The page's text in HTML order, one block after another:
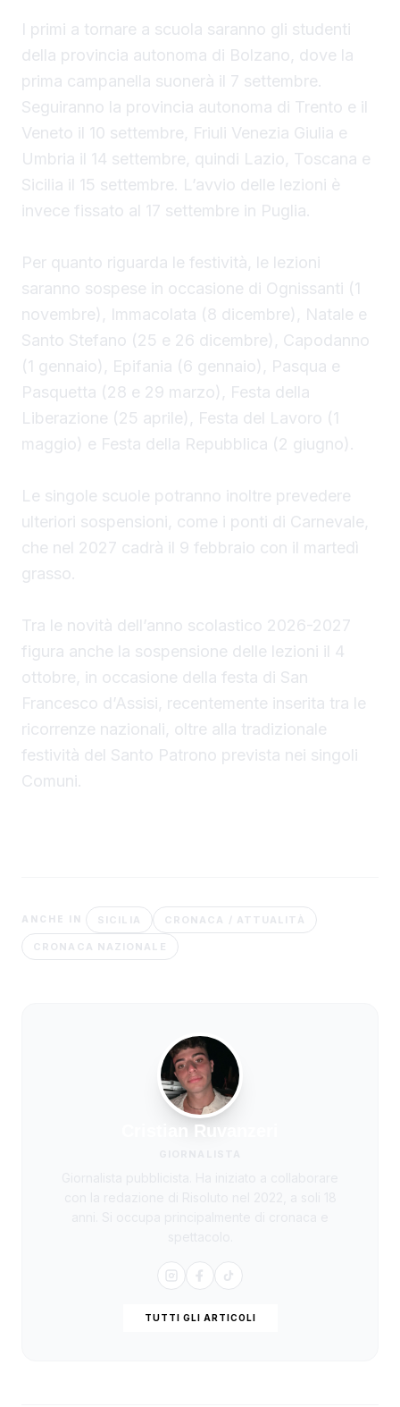
I primi a tornare a scuola saranno gli studenti
della provincia autonoma di Bolzano, dove la
prima campanella suonerà il 7 settembre.
Seguiranno la provincia autonoma di Trento e il
Veneto il 10 settembre, Friuli Venezia Giulia e
Umbria il 14 settembre, quindi Lazio, Toscana e
Sicilia il 15 settembre. L’avvio delle lezioni è
invece fissato al 17 settembre in Puglia.
Per quanto riguarda le festività, le lezioni
saranno sospese in occasione di Ognissanti (1
novembre), Immacolata (8 dicembre), Natale e
Santo Stefano (25 e 26 dicembre), Capodanno
(1 gennaio), Epifania (6 gennaio), Pasqua e
Pasquetta (28 e 29 marzo), Festa della
Liberazione (25 aprile), Festa del Lavoro (1
maggio) e Festa della Repubblica (2 giugno).
Le singole scuole potranno inoltre prevedere
ulteriori sospensioni, come i ponti di Carnevale,
che nel 2027 cadrà il 9 febbraio con il martedì
grasso.
Tra le novità dell’anno scolastico 2026-2027
figura anche la sospensione delle lezioni il 4
ottobre, in occasione della festa di San
Francesco d’Assisi, recentemente inserita tra le
ricorrenze nazionali, oltre alla tradizionale
festività del Santo Patrono prevista nei singoli
Comuni.
ANCHE IN SICILIA CRONACA / ATTUALITÀ
CRONACA NAZIONALE
Cristian Ruvanzeri
TUTTI GLI ARTICOLI